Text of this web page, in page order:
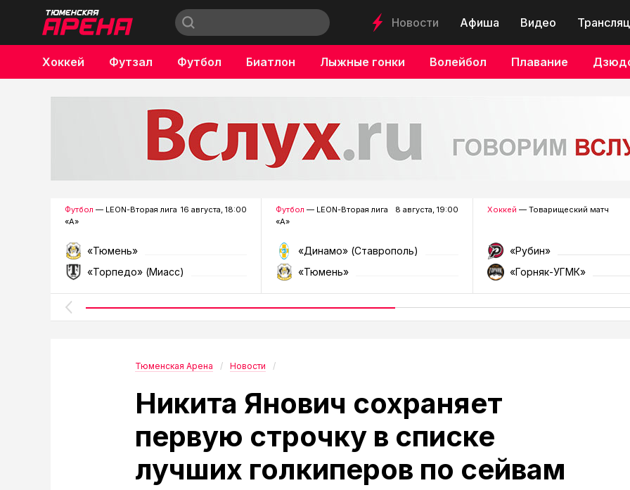
Новости Афиша Видео
Хоккей Футзал Футбол Биатлон Лыжные гонки Волейбол Плавание
Бокс
Футбол — LEON-Вторая лига
«А»
16 августа, 18:00
«Тюмень»
«Торпедо» (Миасс)
Футбол — LEON-Вторая лига
«А»
8 августа, 19:00
«Динамо» (Ставрополь)
«Тюмень»
Хоккей — Товарищеский матч
«Рубин»
«Горняк-УГМК»
Тюменская Арена Новости
Никита Янович сохраняет
первую строчку в списке
лучших голкиперов по сейвам